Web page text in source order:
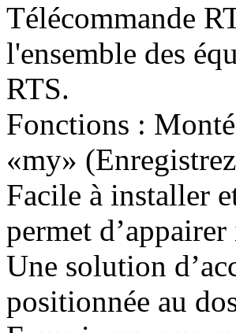
Télécommande
l'ensemble des
RTS.
Fonctions :
«my»
Facile à installer
permet
Une solution
positionnée au